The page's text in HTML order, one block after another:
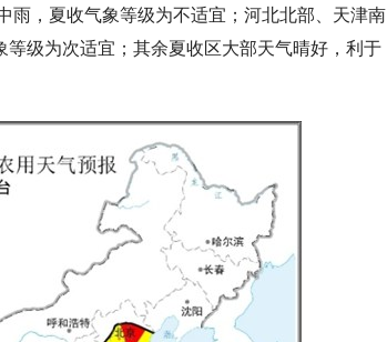
雨，夏收气象等级为不适宜；河北北部、天津南
级为次适宜；其余夏收区大部天气晴好，利于